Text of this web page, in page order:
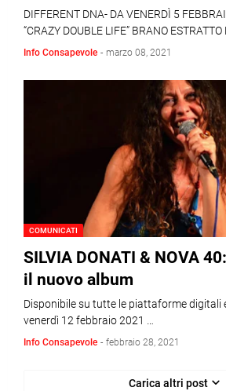
DIFFERENT DNA- DA VENERDÌ 5
“CRAZY DOUBLE LIFE” BRANO ESTRATTO
Info Consapevole - marzo 08, 2021
COMUNICATI
SILVIA DONATI & NOVA
il nuovo album
Disponibile su tutte le piattaforme digitali
venerdì 12 febbraio 2021 …
Info Consapevole - febbraio 28, 2021
Carica altri post